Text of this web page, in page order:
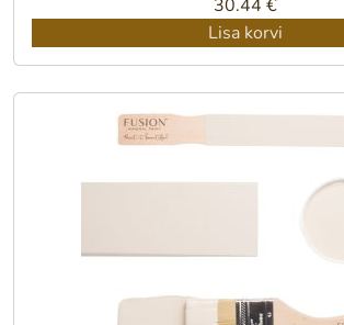
30.44 €
Lisa korvi